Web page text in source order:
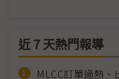
近７天熱門報導
MLCC訂單過熱